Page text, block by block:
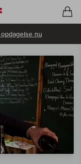
opdagelse nu